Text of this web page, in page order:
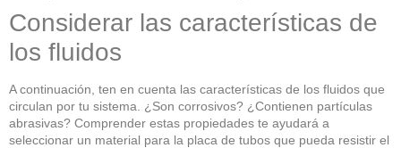
Considerar las características de
los fluidos
A continuación, ten en cuenta las características de los fluidos que
circulan por tu sistema. ¿Son corrosivos? ¿Contienen partículas
abrasivas? Comprender estas propiedades te ayudará a
seleccionar un material para la placa de tubos que pueda resistir el